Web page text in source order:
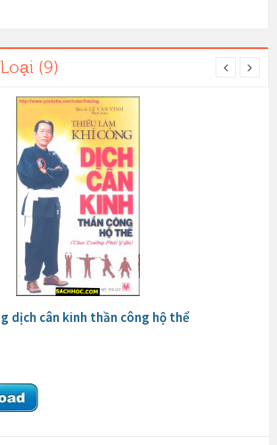
(9)
dịch cân kinh thần công hộ thể